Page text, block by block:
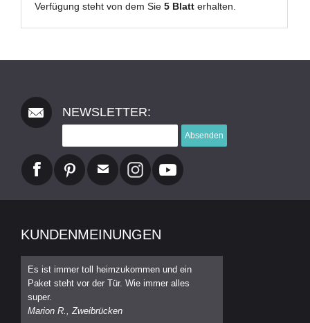
Verfügung steht von dem Sie5 Blatterhalten.
NEWSLETTER:
Absenden
KUNDENMEINUNGEN
Es ist immer toll heimzukommen und ein
Paket steht vor der Tür. Wie immer alles
super.
Marion R., Zweibrücken